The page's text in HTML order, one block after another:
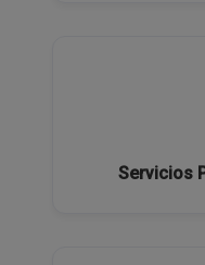
Servicios